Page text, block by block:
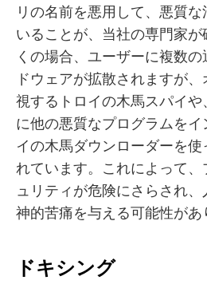
リの名前を悪用して、悪質
いることが、当社の専門家
くの場合、ユーザーに複数
ドウェアが拡散されますが
視するトロイの木馬スパイ
に他の悪質なプログラムを
イの木馬ダウンローダーを
れています。これによって
ュリティが危険にさらされ
神的苦痛を与える可能性があ
ドキシング